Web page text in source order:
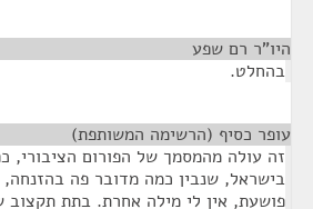
היו"ר רם שפע
בהחלט.
עופר כסיף (הרשימה המשותפת)
זה עולה מהמסמך של הפורום הציבורי,
בישראל, שנבין כמה מדובר פה
פושעת, אין לי מילה אחרת. בתת תקצוב